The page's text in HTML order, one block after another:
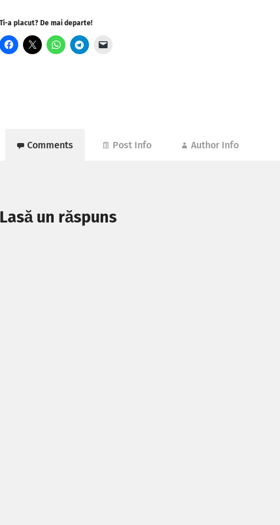
Ti-a placut? De mai departe!
Comments Post Info Author Info
Lasă un răspuns